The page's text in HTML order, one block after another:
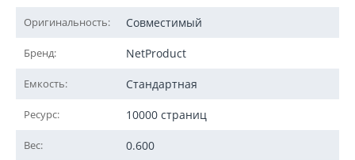
Оригинальность: Совместимый
Бренд: NetProduct
Емкость: Стандартная
Ресурс: 10000 страниц
Вес: 0.600